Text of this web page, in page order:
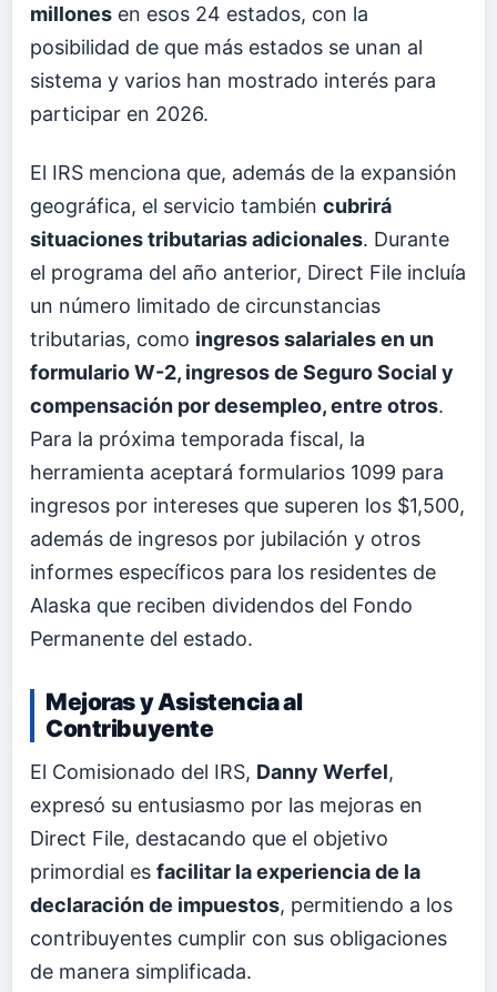
millones en esos 24 estados, con la
posibilidad de que más estados se unan al
sistema y varios han mostrado interés para
participar en 2026.
El IRS menciona que, además de la expansión
geográfica, el servicio también cubrirá
situaciones tributarias adicionales. Durante
el programa del año anterior, Direct File incluía
un número limitado de circunstancias
tributarias, como ingresos salariales en un
formulario W-2, ingresos de Seguro Social y
compensación por desempleo, entre otros.
Para la próxima temporada fiscal, la
herramienta aceptará formularios 1099 para
ingresos por intereses que superen los $1,500,
además de ingresos por jubilación y otros
informes específicos para los residentes de
Alaska que reciben dividendos del Fondo
Permanente del estado.
Mejoras y Asistencia al
Contribuyente
El Comisionado del IRS, Danny Werfel,
expresó su entusiasmo por las mejoras en
Direct File, destacando que el objetivo
primordial es facilitar la experiencia de la
declaración de impuestos, permitiendo a los
contribuyentes cumplir con sus obligaciones
de manera simplificada.